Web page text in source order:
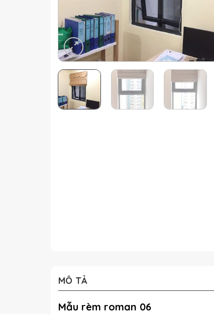
MÔ TẢ
Mẫu rèm roman 06